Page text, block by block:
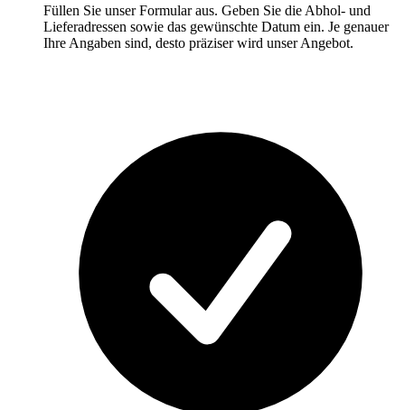
Füllen Sie unser Formular aus. Geben Sie die Abhol- und
Lieferadressen sowie das gewünschte Datum ein. Je genauer
Ihre Angaben sind, desto präziser wird unser Angebot.